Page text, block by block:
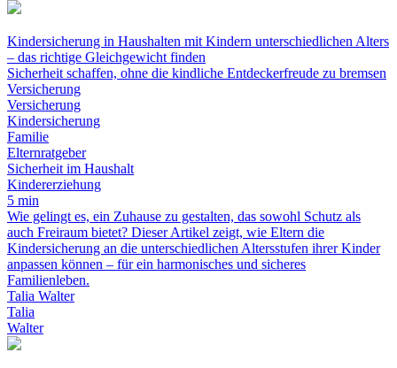
Kindersicherung in Haushalten mit Kindern unterschiedlichen Alters
– das richtige Gleichgewicht finden
Sicherheit schaffen, ohne die kindliche Entdeckerfreude zu bremsen
Versicherung
Versicherung
Kindersicherung
Familie
Elternratgeber
Sicherheit im Haushalt
Kindererziehung
5 min
Wie gelingt es, ein Zuhause zu gestalten, das sowohl Schutz als
auch Freiraum bietet? Dieser Artikel zeigt, wie Eltern die
Kindersicherung an die unterschiedlichen Altersstufen ihrer Kinder
anpassen können – für ein harmonisches und sicheres
Familienleben.
Talia Walter
Talia
Walter